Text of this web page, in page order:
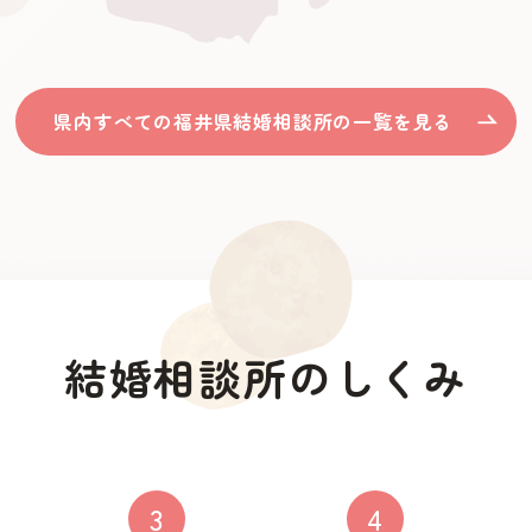
県内すべての福井県結婚相談所の一覧を見る
結婚相談所のしくみ
3 4